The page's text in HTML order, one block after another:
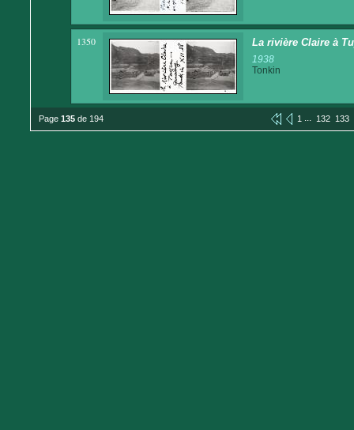
1350 La rivière Claire à
1938
Tonkin
Page 135 de 194 1 ... 132 133